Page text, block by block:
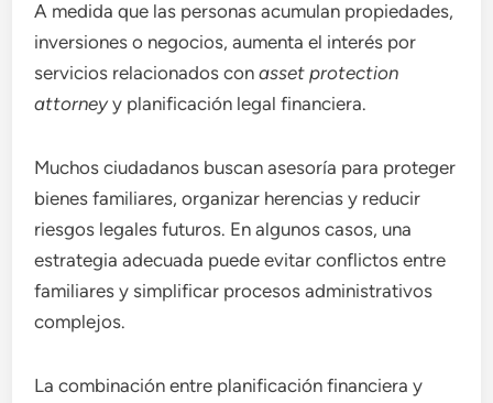
A medida que las personas acumulan propiedades,
inversiones o negocios, aumenta el interés por
servicios relacionados conasset protection
attorneyy planificación legal financiera.
Muchos ciudadanos buscan asesoría para proteger
bienes familiares, organizar herencias y reducir
riesgos legales futuros. En algunos casos, una
estrategia adecuada puede evitar conflictos entre
familiares y simplificar procesos administrativos
complejos.
La combinación entre planificación financiera y